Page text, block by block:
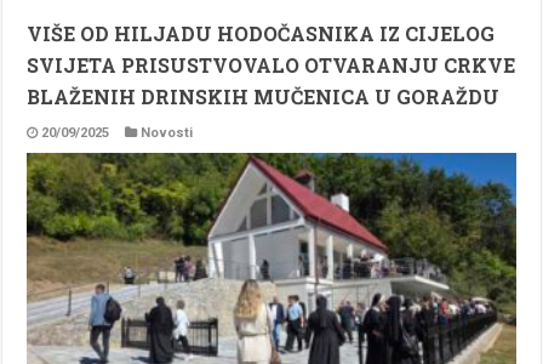
VIŠE OD HILJADU HODOČASNIKA IZ CIJELOG
SVIJETA PRISUSTVOVALO OTVARANJU CRKVE
BLAŽENIH DRINSKIH MUČENICA U GORAŽDU
20/09/2025 Novosti